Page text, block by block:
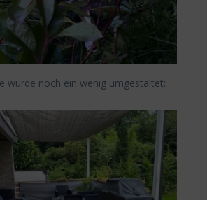
wurde noch ein wenig umgestaltet: